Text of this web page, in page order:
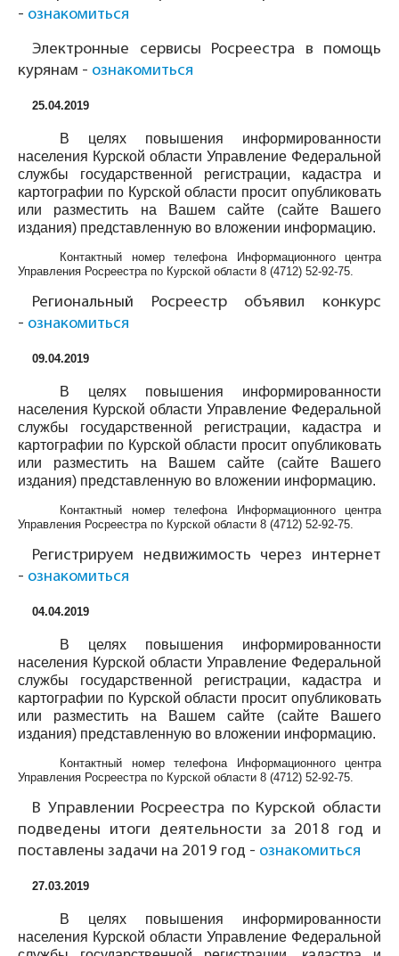
- ознакомиться
Электронные сервисы Росреестра в помощь
курянам - ознакомиться
25.04.2019
В целях повышения информированности
населения Курской области Управление Федеральной
службы государственной регистрации, кадастра и
картографии по Курской области просит опубликовать
или разместить на Вашем сайте (сайте Вашего
издания) представленную во вложении информацию.
Контактный номер телефона Информационного центра
Управления Росреестра по Курской области 8 (4712) 52-92-75.
Региональный Росреестр объявил конкурс
- ознакомиться
09.04.2019
В целях повышения информированности
населения Курской области Управление Федеральной
службы государственной регистрации, кадастра и
картографии по Курской области просит опубликовать
или разместить на Вашем сайте (сайте Вашего
издания) представленную во вложении информацию.
Контактный номер телефона Информационного центра
Управления Росреестра по Курской области 8 (4712) 52-92-75.
Регистрируем недвижимость через интернет
- ознакомиться
04.04.2019
В целях повышения информированности
населения Курской области Управление Федеральной
службы государственной регистрации, кадастра и
картографии по Курской области просит опубликовать
или разместить на Вашем сайте (сайте Вашего
издания) представленную во вложении информацию.
Контактный номер телефона Информационного центра
Управления Росреестра по Курской области 8 (4712) 52-92-75.
В Управлении Росреестра по Курской области
подведены итоги деятельности за 2018 год и
поставлены задачи на 2019 год - ознакомиться
27.03.2019
В целях повышения информированности
населения Курской области Управление Федеральной